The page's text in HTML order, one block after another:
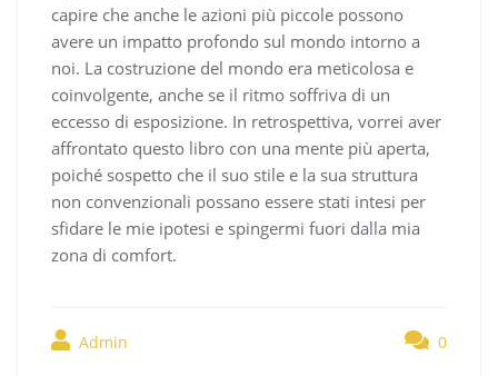
capire che anche le azioni più piccole possono
avere un impatto profondo sul mondo intorno a
noi. La costruzione del mondo era meticolosa e
coinvolgente, anche se il ritmo soffriva di un
eccesso di esposizione. In retrospettiva, vorrei aver
affrontato questo libro con una mente più aperta,
poiché sospetto che il suo stile e la sua struttura
non convenzionali possano essere stati intesi per
sfidare le mie ipotesi e spingermi fuori dalla mia
zona di comfort.
Admin 0